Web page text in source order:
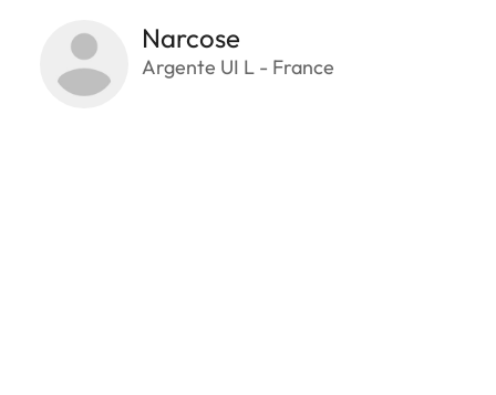
Narcose
Argente UI L - France